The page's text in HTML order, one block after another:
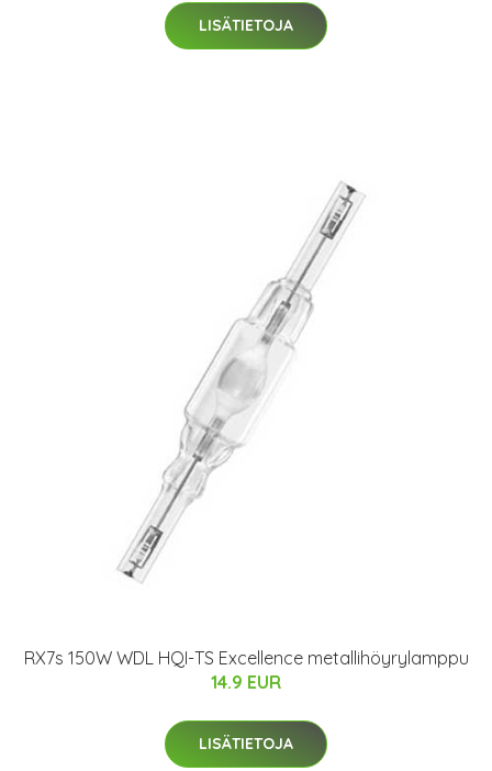
LISÄTIETOJA
RX7s 150W WDL HQI-TS Excellence metallihöyrylamppu
14.9 EUR
LISÄTIETOJA